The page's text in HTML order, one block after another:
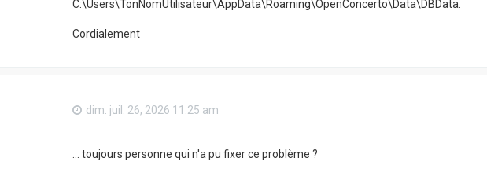
C:\Users\TonNomUtilisateur\AppData\Roaming\OpenConcerto\Data\DBData.
Cordialement
dim. juil. 26, 2026 11:25 am
... toujours personne qui n'a pu fixer ce problème ?